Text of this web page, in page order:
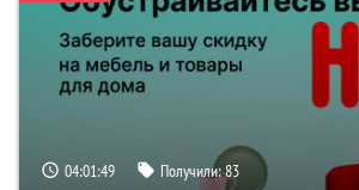
04:01:48 Получили:83